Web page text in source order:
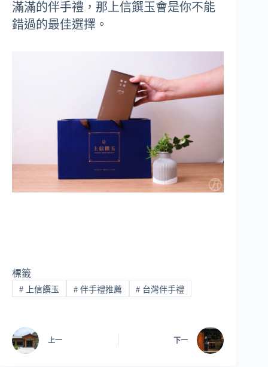
滿滿的伴手禮，那上信饌玉會是你不能
錯過的最佳選擇。
標籤
#上信饌玉 #伴手禮推薦 # 台灣伴手禮
上一 下一